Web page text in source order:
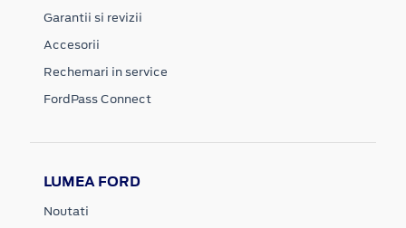
Garantii si revizii
Accesorii
Rechemari in service
FordPass Connect
LUMEA FORD
Noutati